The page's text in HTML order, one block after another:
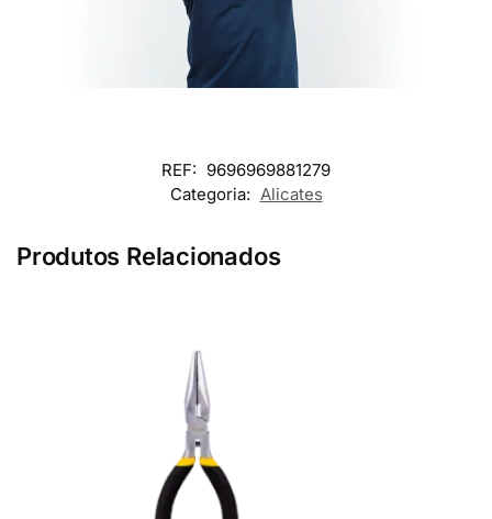
REF: 9696969881279
Categoria: Alicates
Produtos Relacionados